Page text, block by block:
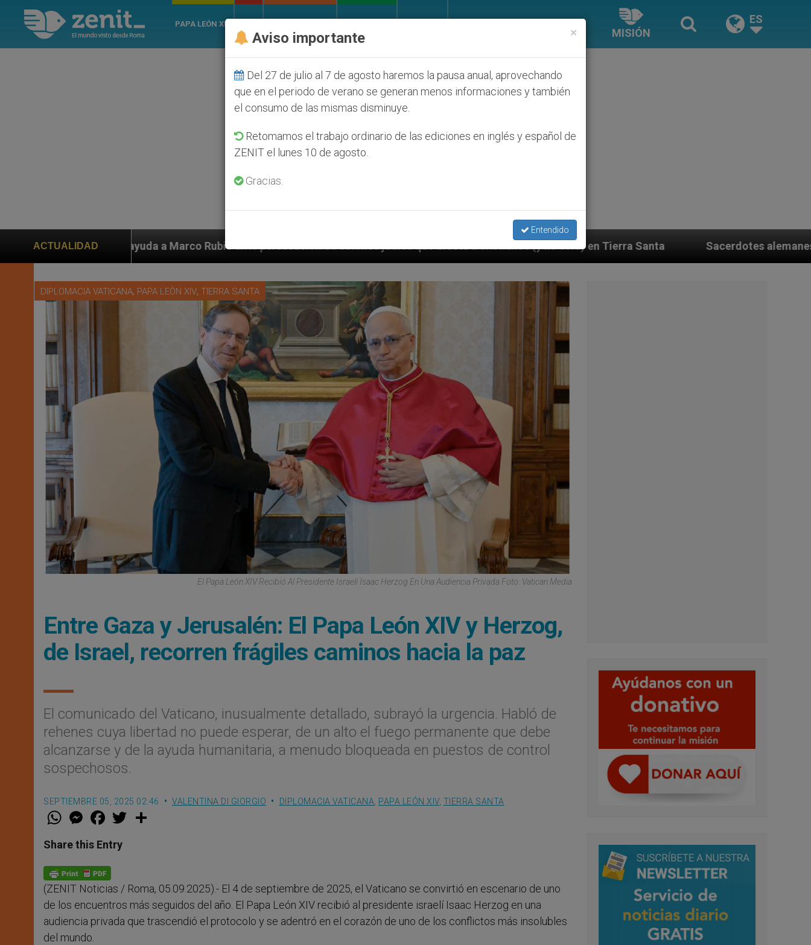
PAPA LEÓN XIV
MISIÓN
ES
ACTUALIDAD
persecución de colonos judíos que afecta a cristianos (y no sólo) en Tierra Santa Sacerdotes alemanes fieles al Papa contestan a su propio obispo
DIPLOMACIA VATICANA, PAPA LEÓN XIV, TIERRA SANTA
El Papa León XIV Recibió Al Presidente Israelí Isaac Herzog En Una Audiencia Privada Foto: Vatican Media
Entre Gaza y Jerusalén: El Papa León XIV y Herzog,
de Israel, recorren frágiles caminos hacia la paz
El comunicado del Vaticano, inusualmente detallado, subrayó la urgencia. Habló de
rehenes cuya libertad no puede esperar, de un alto el fuego permanente que debe
alcanzarse y de la ayuda humanitaria, a menudo bloqueada en puestos de control
sospechosos.
SEPTIEMBRE 05, 2025 02:46 VALENTINA DI GIORGIO DIPLOMACIA VATICANA PAPA LEÓN XIV, TIERRA SANTA
W
t
s
p
p
M
e
s
e
g
e
r
F
a
e
b
o
k
w
Share this Entry
(ZENIT Noticias / Roma, 05.09.2025).- El 4 de septiembre de 2025, el Vaticano se convirtió en escenario de uno
de los encuentros más seguidos del año. El Papa León XIV recibió al presidente israelí Isaac Herzog en una
audiencia privada que trascendió el protocolo y se adentró en el corazón de uno de los conflictos más insolubles
del mundo.
×
Aviso importante
Del 27 de julio al 7 de agosto haremos la pausa anual, aprovechando
que en el periodo de verano se generan menos informaciones y también
el consumo de las mismas disminuye.
Retomamos el trabajo ordinario de las ediciones en inglés y español de
ZENIT el lunes 10 de agosto.
Gracias.
Entendido